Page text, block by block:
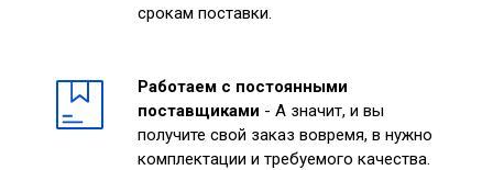
срокам поставки.
Работаем с постоянными
поставщиками - А значит, и вы
получите свой заказ вовремя, в нужно
комплектации и требуемого качества.